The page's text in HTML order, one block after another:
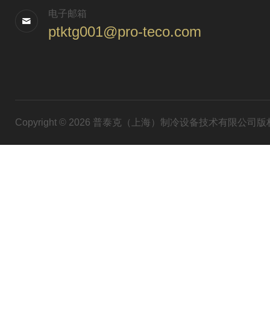
电子邮箱
ptktg001@pro-teco.com
Copyright © 2026 普泰克（上海）制冷设备技术有限公司版